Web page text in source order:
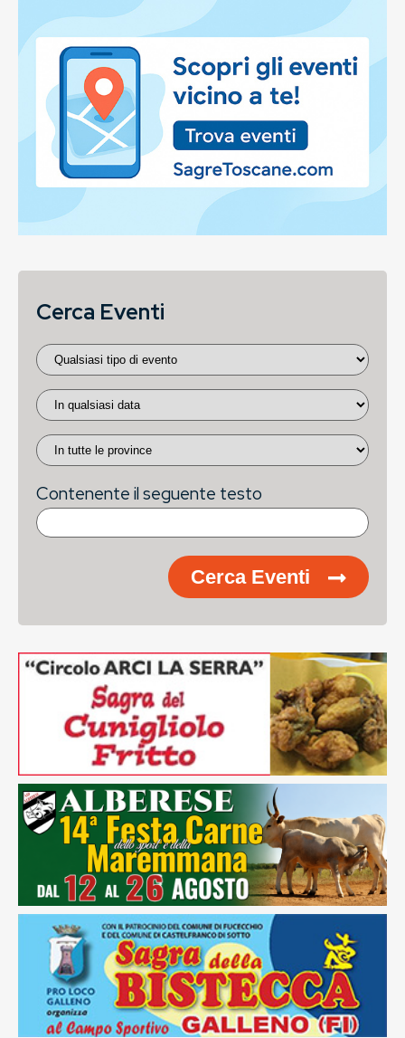
Cerca Eventi
Contenente il seguente testo
Cerca Eventi